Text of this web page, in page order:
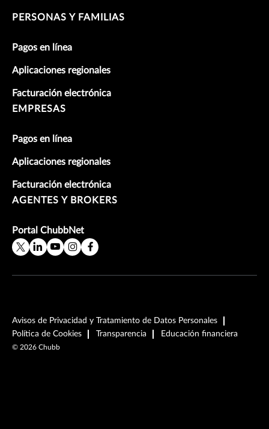
PERSONAS Y FAMILIAS
Pagos en línea
Aplicaciones regionales
Facturación electrónica
EMPRESAS
Pagos en línea
Aplicaciones regionales
Facturación electrónica
AGENTES Y BROKERS
Portal ChubbNet
Avisos de Privacidad y Tratamiento de Datos Personales
Política de Cookies
Transparencia Educación financiera
© 2026 Chubb